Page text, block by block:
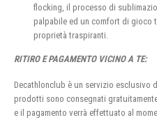
flocking, il processo di
palpabile ed un comfort di gioco
proprietà traspiranti.
RITIRO E PAGAMENTO VICINO A TE:
Decathlonclub è un servizio esclusivo
prodotti sono consegnati
e il pagamento verrà effettuato al